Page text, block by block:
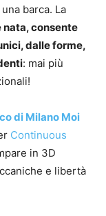
barca. La
consente
dalle forme,
: mai più
di Milano Moi
Continuous
in 3D
e libertà